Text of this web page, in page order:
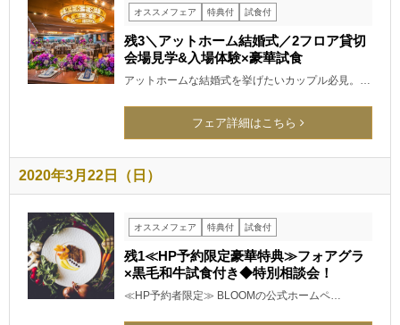
オススメフェア 特典付 試食付
残3＼アットホーム結婚式／2フロア貸切
会場見学&入場体験×豪華試食
アットホームな結婚式を挙げたいカップル必見。…
フェア詳細はこちら
2020年3月22日（日）
オススメフェア 特典付 試食付
残1≪HP予約限定豪華特典≫フォアグラ
×黒毛和牛試食付き◆特別相談会！
≪HP予約者限定≫ BLOOMの公式ホームペ…